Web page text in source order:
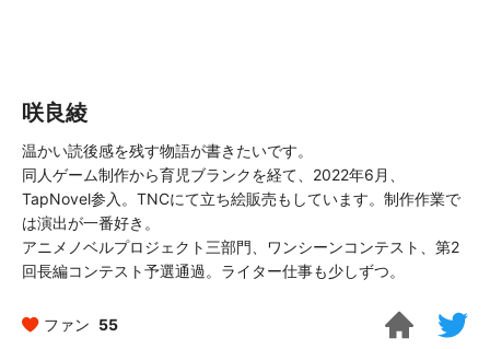
咲良綾
温かい読後感を残す物語が書きたいです。
同人ゲーム制作から育児ブランクを経て、2022年6月、
TapNovel参入。TNCにて立ち絵販売もしています。制作作業で
は演出が一番好き。
アニメノベルプロジェクト三部門、ワンシーンコンテスト、第2
回長編コンテスト予選通過。ライター仕事も少しずつ。
ファン 55